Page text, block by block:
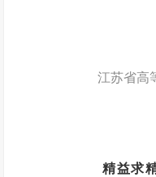
江苏省高
精益求